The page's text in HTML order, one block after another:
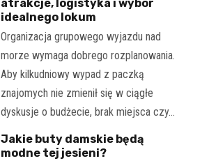
atrakcje, logistyka i wybór
idealnego lokum
Organizacja grupowego wyjazdu nad
morze wymaga dobrego rozplanowania.
Aby kilkudniowy wypad z paczką
znajomych nie zmienił się w ciągłe
dyskusje o budżecie, brak miejsca czy…
Jakie buty damskie będą
modne tej jesieni?